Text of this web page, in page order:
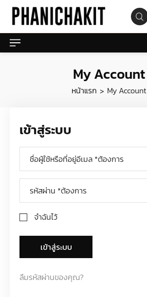
My Account
หน้าแรก > My Account
เข้าสู่ระบบ
จำฉันไว้
เข้าสู่ระบบ
ลืมรหัสผ่านของคุณ?